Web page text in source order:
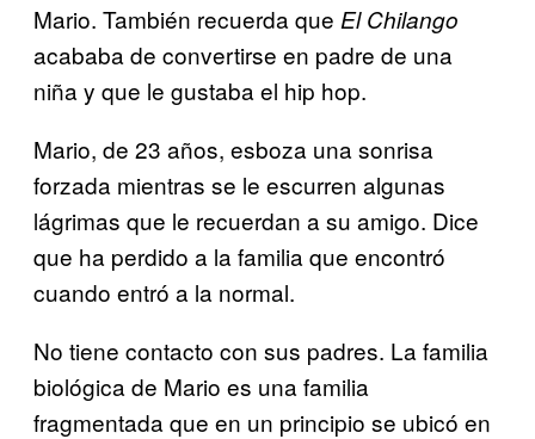
Mario. También recuerda que El Chilango
acababa de convertirse en padre de una
niña y que le gustaba el hip hop.
Mario, de 23 años, esboza una sonrisa
forzada mientras se le escurren algunas
lágrimas que le recuerdan a su amigo. Dice
que ha perdido a la familia que encontró
cuando entró a la normal.
No tiene contacto con sus padres. La familia
biológica de Mario es una familia
fragmentada que en un principio se ubicó en